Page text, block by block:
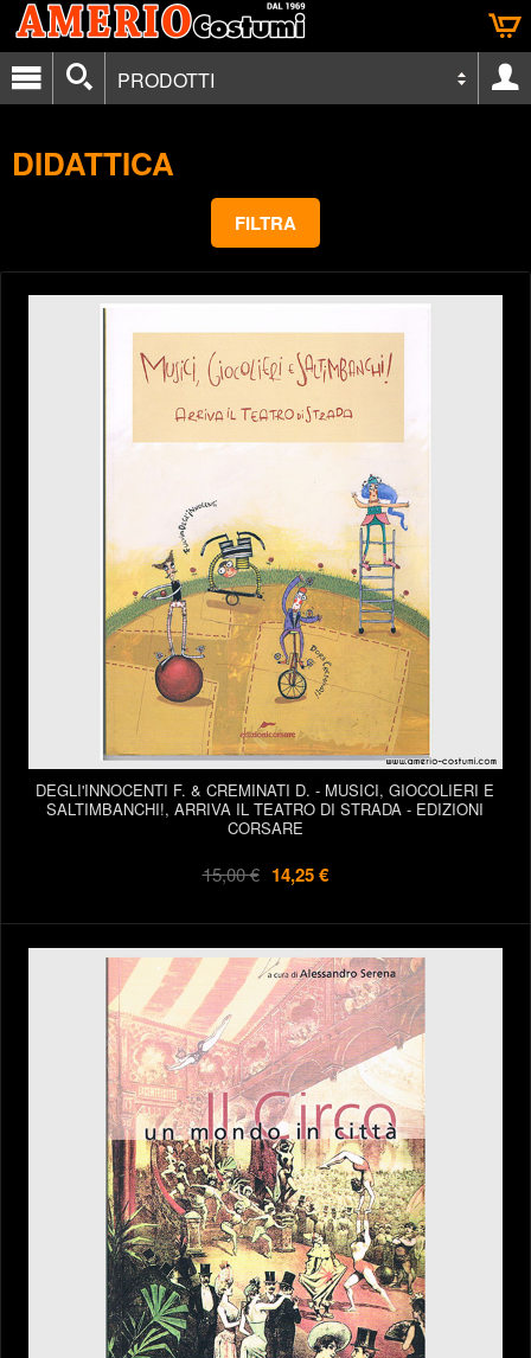
PRODOTTI
DIDATTICA
FILTRA
DEGLI'INNOCENTI F. & CREMINATI D. - MUSICI, GIOCOLIERI E
SALTIMBANCHI!, ARRIVA IL TEATRO DI STRADA - EDIZIONI
CORSARE
15,00 € 14,25 €